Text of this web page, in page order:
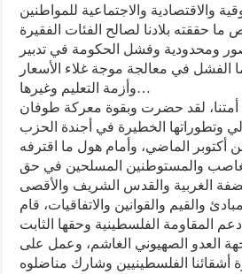
والاقتصادية والاجتماعية للمواطنين
حققته بلادنا لصالح الفئات الفقيرة
ومحدودية وفشل الحكومة في تدبير
الفشل في معالجة موجة غلاء الأسعار
وأزمة التعليم وغيرها…
لقد حضرت وبقوة معركة طوفان
وتطوراتها الخطيرة في أجندة الحزب
أكتوبر الماضي، وأمام هول ما اقترفه
والمستوطنين المسلحين في حق
الغربية والقدس الشريف والأقصى
والقيم والقوانين والاتفاقيات، قام
المقاومة الفلسطينية وحقها الثابت
العدو الصهيوني الغاشم، وعمل على
أشقائنا الفلسطينيين وشارك مناضلوه